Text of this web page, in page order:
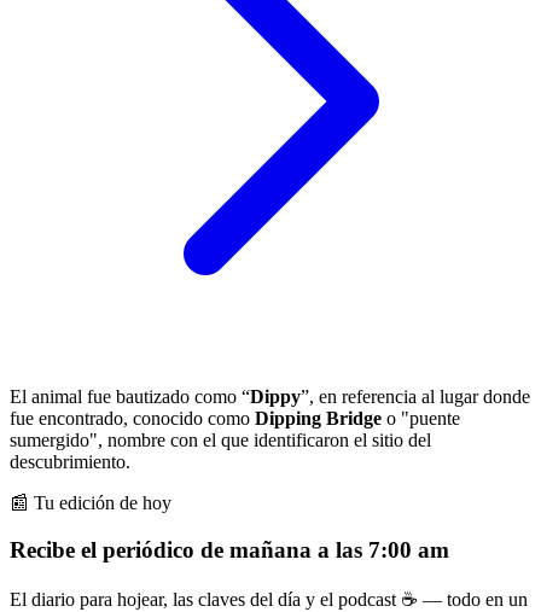
El animal fue bautizado como “Dippy”, en referencia al lugar donde
fue encontrado, conocido como Dipping Bridge o "puente
sumergido", nombre con el que identificaron el sitio del
descubrimiento.
📰 Tu edición de hoy
Recibe el periódico de mañana a las 7:00 am
El diario para hojear, las claves del día y el podcast ☕ — todo en un